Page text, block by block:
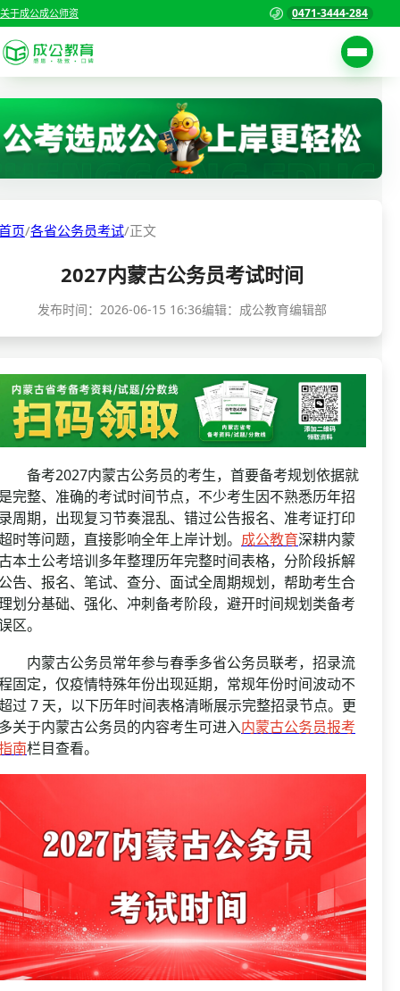
关于成公成公师资 0471-3444-284
考试公告
职位表
准考证打印
考试政策
成绩查询
分数线
资格复审
面试补录
公务员课程
首页
国家公务员考试
警察/辅警考试
教师资格/教师编制
国企/银行考试
页/各省公务员考试/正文
2027内蒙古公务员考试时间
发布时间： 2026-06-15 16:36编辑：成公教育编辑部
考2027内蒙古公务员的考生，首要备考规划依据就
完整、准确的考试时间节点，不少考生因不熟悉历年招
周期，出现复习节奏混乱、错过公告报名、准考证打印
时等问题，直接影响全年上岸计划。 成公教育深耕内蒙
本土公考培训多年整理历年完整时间表格，分阶段拆解
告、报名、笔试、查分、面试全周期规划，帮助考生合
划分基础、强化、冲刺备考阶段，避开时间规划类备考
区。
蒙古公务员常年参与春季多省公务员联考，招录流
固定，仅疫情特殊年份出现延期，常规年份时间波动不
过 7 天，以下历年时间表格清晰展示完整招录节点。更
关于内蒙古公务员的内容考生可进入内蒙古公务员报考
南栏目查看。